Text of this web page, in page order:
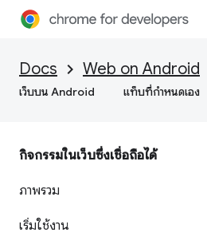
Docs Web on Android
เว็บบน Android แท็บที่กำหนดเอง
กิจกรรมในเว็บซึ่งเชื่อถือได้
ภาพรวม
เริ่มใช้งาน